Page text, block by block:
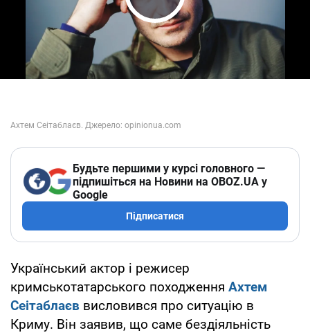
Play Video
Будьте першими у курсі головного —
підпишіться на Новини на OBOZ.UA у
Google
Підписатися
Український актор і режисер
кримськотатарського походження Ахтем
Сеітаблаєв висловився про ситуацію в
Криму. Він заявив, що саме бездіяльність